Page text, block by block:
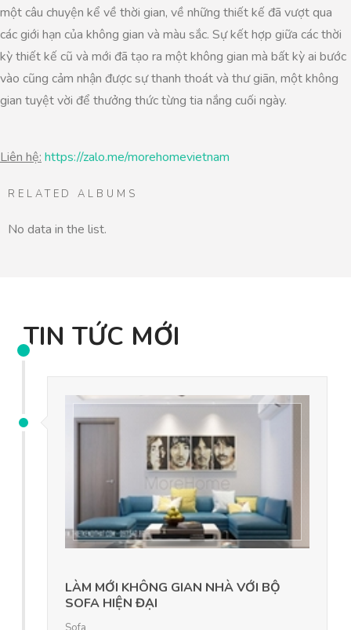
một câu chuyện kể về thời gian, về những thiết kế đã vượt qua
các giới hạn của không gian và màu sắc. Sự kết hợp giữa các thời
kỳ thiết kế cũ và mới đã tạo ra một không gian mà bất kỳ ai bước
vào cũng cảm nhận được sự thanh thoát và thư giãn, một không
gian tuyệt vời để thưởng thức từng tia nắng cuối ngày.
Liên hệ: https://zalo.me/morehomevietnam
RELATED ALBUMS
No data in the list.
TIN TỨC MỚI
LÀM MỚI KHÔNG GIAN NHÀ VỚI BỘ
SOFA HIỆN ĐẠI